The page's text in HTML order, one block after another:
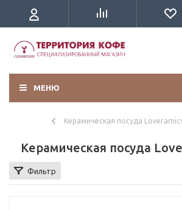
МЕНЮ
Керамическая посуда
Керамическая посуда
Фильтр